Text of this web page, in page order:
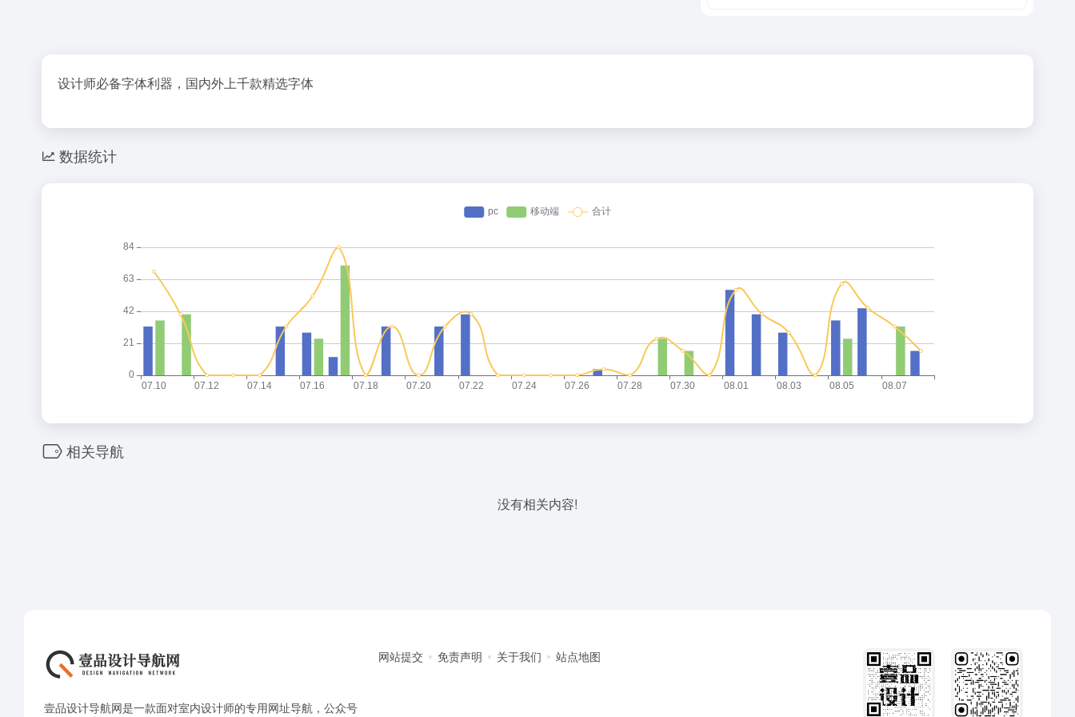
设计师必备字体利器，国内外上千款精选字体
数据统计
相关导航
没有相关内容!
壹品设计导航网是一款面对室内设计师的专用网址导航，公众号
网站提交 免责声明 关于我们 站点地图